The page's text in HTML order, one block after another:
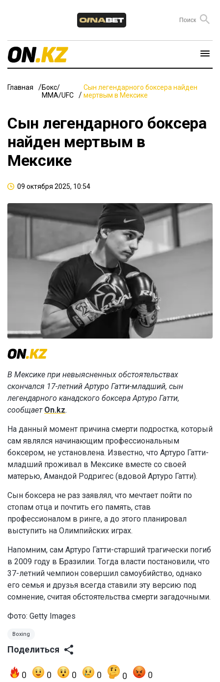
Главная
Бокс/
ММА/UFC
Сын легендарного боксера найден
мертвым в Мексике
Сын легендарного боксера
найден мертвым в
Мексике
09 октября 2025, 10:54
В Мексике при невыясненных обстоятельствах
скончался 17-летний Артуро Гатти-младший, сын
легендарного канадского боксера Артуро Гатти,
сообщает On.kz.
На данный момент причина смерти подростка, который
сам являлся начинающим профессиональным
боксером, не установлена. Известно, что Артуро Гатти-
младший проживал в Мексике вместе со своей
матерью, Амандой Родригес (вдовой Артуро Гатти).
Сын боксера не раз заявлял, что мечтает пойти по
стопам отца и почтить его память, став
профессионалом в ринге, а до этого планировал
выступить на Олимпийских играх.
Напомним, сам Артуро Гатти-старший трагически погиб
в 2009 году в Бразилии. Тогда власти постановили, что
37-летний чемпион совершил самоубийство, однако
его семья и друзья всегда ставили эту версию под
сомнение, считая обстоятельства смерти загадочными.
Фото: Getty Images
Boxing
Поделиться
0 0 0 0 0 0